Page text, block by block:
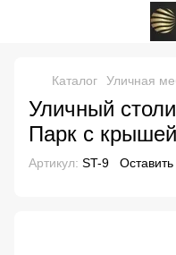
Каталог Уличная
Уличный
Парк с крышей
Артикул: ST-9